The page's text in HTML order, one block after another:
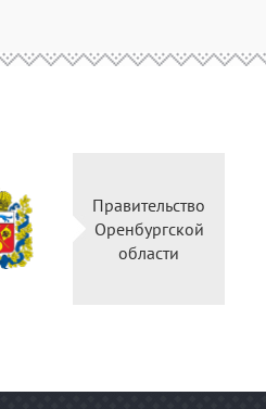
Правительство
Оренбургской
области